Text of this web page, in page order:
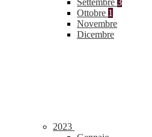
Settembre 3
Ottobre 1
Novembre
Dicembre
2023